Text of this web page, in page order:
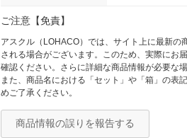
ご注意【免責】
アスクル（LOHACO）では、サイト上に最新
される場合がございます。このため、実際にお
確認ください。さらに詳細な商品情報が必要な
また、商品名における「セット」や「箱」の表
めご了承ください。
商品情報の誤りを報告する